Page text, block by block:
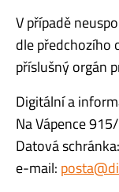
V případě
dle předchozího
příslušný orgán
Digitální a
Na Vápence
Datová
e-mail: